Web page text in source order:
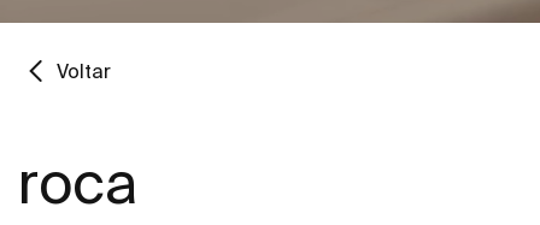
Voltar
roca